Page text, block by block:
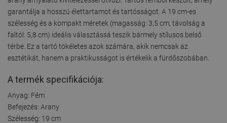
garantálja a hosszú élettartamot és tartósságot. A 19 cm-es
szélesség és a kompakt méretek (magasság: 3,5 cm, távolság a
faltól: 5,8 cm) ideális választássá teszik bármely stílusos belső
térbe. Ez a tartó tökéletes azok számára, akik nemcsak az
esztétikát, hanem a praktikusságot is értékelik a fürdőszobában.
A termék specifikációja:
Anyag: Fém
Befejezés: Arany
Szélesség: 19 cm